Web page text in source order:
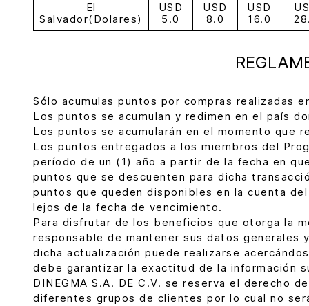
El
Salvador(Dolares)
USD
5.0
USD
8.0
USD
16.0
Sólo acumulas puntos por compras realizadas
Los puntos se acumulan y redimen en el país
Los puntos se acumularán en el momento que
Los puntos entregados a los miembros del
período de un (1) año a partir de la fecha en
puntos que se descuenten para dicha
puntos que queden disponibles en la cuenta
lejos de la fecha de vencimiento.
Para disfrutar de los beneficios que otorga la
responsable de mantener sus datos
dicha actualización puede realizarse
debe garantizar la exactitud de la información
DINEGMA S.A. DE C.V. se reserva el derecho
diferentes grupos de clientes por lo cual no